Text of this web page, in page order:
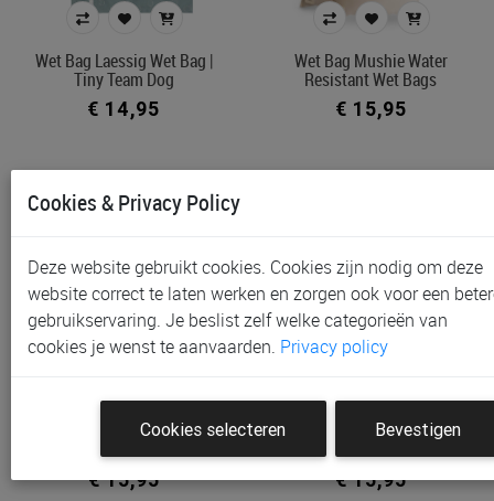
Wet Bag Laessig Wet Bag |
Tiny Team Dog
€ 14,95
Wet Bag Mushie Water
Resistant Wet Bags
€ 15,95
Wet Bag Mushie Water
Resistant Wet Bags
€ 15,95
Wet Bag Mushie Water
Resistant Wet Bags
€ 15,95
Cookies & Privacy Policy
Deze website gebruikt cookies. Cookies zijn nodig om deze
website correct te laten werken en zorgen ook voor een
gebruikservaring. Je beslist zelf welke categorieën van
cookies je wenst te aanvaarden. Privacy policy
Cookies selecteren Bevestigen